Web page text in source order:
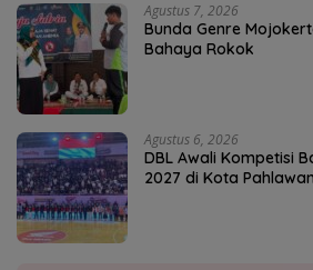
Agustus 7, 2026
Bunda Genre
Bahaya Rokok
Agustus 6, 2026
DBL Awali Kompetisi
2027 di Kota Pahlawan